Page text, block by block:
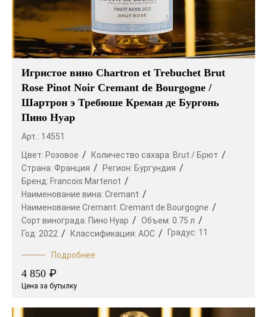
Игристое вино Chartron et Trebuchet Brut
Rose Pinot Noir Cremant de Bourgogne /
Шартрон э Требюше Креман де Бургонь
Пино Нуар
Арт.: 14551
Цвет: Розовое Количество сахара: Brut / Брют
Страна: Франция Регион: Бургундия
Бренд: Francois Martenot
Наименование вина: Cremant
Наименование Cremant: Cremant de Bourgogne
Сорт винограда: Пино Нуар Объем: 0.75 л
Год: 2022 Классификация: AOC Градус: 11
Подробнее
4 850 ₽
Цена за бутылку